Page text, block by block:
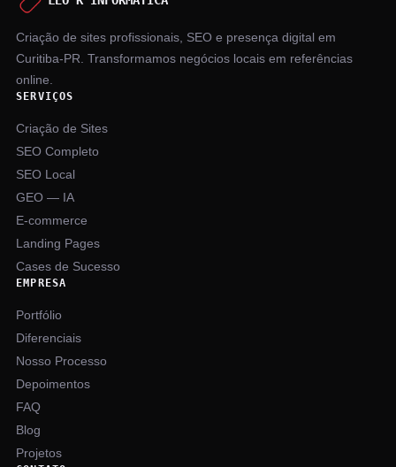
Criação de sites profissionais, SEO e presença digital em
Curitiba-PR. Transformamos negócios locais em referências
online.
SERVIÇOS
Criação de Sites
SEO Completo
SEO Local
GEO — IA
E-commerce
Landing Pages
Cases de Sucesso
EMPRESA
Portfólio
Diferenciais
Nosso Processo
Depoimentos
FAQ
Blog
Projetos